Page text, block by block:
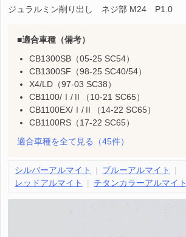
ジュラルミン削り出し ネジ部 M24 P1.0
適合車種（備考）
CB1300SB（05-25 SC54）
CB1300SF（98-25 SC40/54）
X4/LD（97-03 SC38）
CB1100/Ⅰ/Ⅱ（10-21 SC65）
CB1100EX/Ⅰ/Ⅱ（14-22 SC65）
CB1100RS（17-22 SC65）
適合車種を全て見る
（45件）
シルバーアルマイト
ブルーアルマイト
レッドアルマイト
チタンカラーアルマイト